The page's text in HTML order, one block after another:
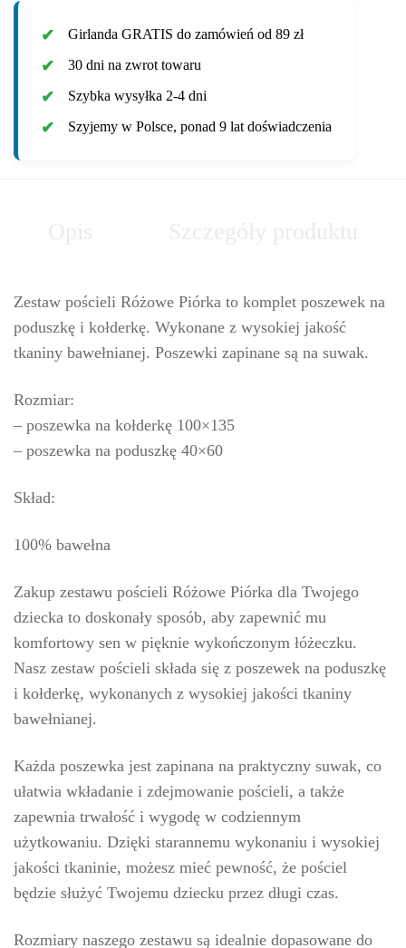
Girlanda GRATIS do zamówień od 89 zł
30 dni na zwrot towaru
Szybka wysyłka 2-4 dni
Szyjemy w Polsce, ponad 9 lat doświadczenia
Zestaw pościeli Różowe Piórka to komplet poszewek na
poduszkę i kołderkę. Wykonane z wysokiej jakość
tkaniny bawełnianej. Poszewki zapinane są na suwak.
Rozmiar:
– poszewka na kołderkę 100×135
– poszewka na poduszkę 40×60
Skład:
100% bawełna
Zakup zestawu pościeli Różowe Piórka dla Twojego
dziecka to doskonały sposób, aby zapewnić mu
komfortowy sen w pięknie wykończonym łóżeczku.
Nasz zestaw pościeli składa się z poszewek na poduszkę
i kołderkę, wykonanych z wysokiej jakości tkaniny
bawełnianej.
Każda poszewka jest zapinana na praktyczny suwak, co
ułatwia wkładanie i zdejmowanie pościeli, a także
zapewnia trwałość i wygodę w codziennym
użytkowaniu. Dzięki starannemu wykonaniu i wysokiej
jakości tkaninie, możesz mieć pewność, że pościel
będzie służyć Twojemu dziecku przez długi czas.
Rozmiary naszego zestawu są idealnie dopasowane do